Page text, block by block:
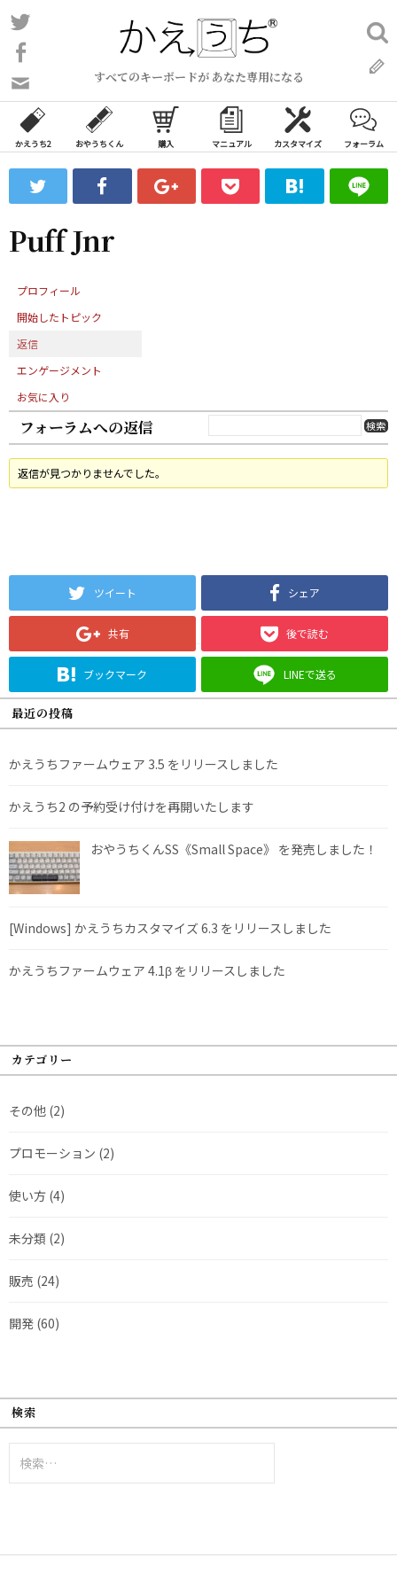
コ
ン
ン
ツ
ス
ッ
プ
すべてのキーボードが あなた専用になる
い
合
わ
フ
ォ
ム
検
索:
かえうち2 おやうちくん 購入 マニュアル カスタマイズ フォーラム
Puff Jnr
プロフィール
開始したトピック
返信
エンゲージメント
お気に入り
フォーラムへの返信
返信が見つかりませんでした。
ツイート シェア
共有 後で読む
ブックマーク LINEで送る
最近の投稿
かえうちファームウェア 3.5 をリリースしました
かえうち2 の予約受け付けを再開いたします
おやうちくんSS《Small Space》 を発売しました！
[Windows] かえうちカスタマイズ 6.3 をリリースしました
かえうちファームウェア 4.1β をリリースしました
カテゴリー
その他 (2)
プロモーション (2)
使い方 (4)
未分類 (2)
販売 (24)
開発 (60)
検索
索: